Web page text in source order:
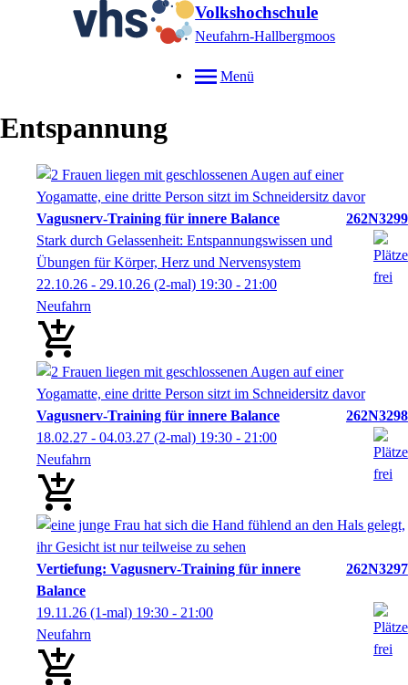
Volkshochschule
Neufahrn-Hallbergmoos
Menü
Entspannung
Vagusnerv-Training für innere Balance
262N3299
Stark durch Gelassenheit: Entspannungswissen und
Übungen für Körper, Herz und Nervensystem
22.10.26 - 29.10.26 (2-mal) 19:30 - 21:00
Neufahrn
Vagusnerv-Training für innere Balance
262N3298
18.02.27 - 04.03.27 (2-mal) 19:30 - 21:00
Neufahrn
Vertiefung: Vagusnerv-Training für innere
Balance
262N3297
19.11.26 (1-mal) 19:30 - 21:00
Neufahrn